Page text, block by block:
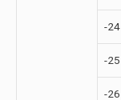
-24
-25
-26